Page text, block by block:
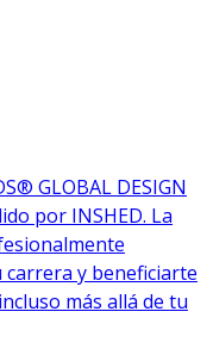
GLOBAL DESIGN
por INSHED. La
y beneficiarte
más allá de tu